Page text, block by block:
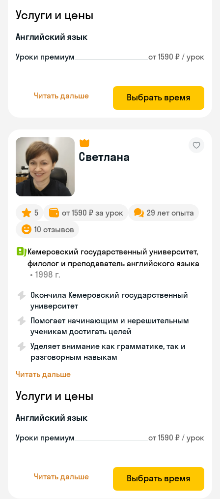
Услуги и цены
Английский язык
Уроки премиум от 1590 ₽ / урок
Читать дальше Выбрать время
Светлана
5 от 1590 ₽ за урок
29 лет опыта
10 отзывов
Кемеровский государственный университет,
филолог и преподаватель английского языка
• 1998 г.
Окончила Кемеровский государственный
университет
Помогает начинающим и нерешительным
ученикам достигать целей
Уделяет внимание как грамматике, так и
разговорным навыкам
Читать дальше
Услуги и цены
Английский язык
Уроки премиум от 1590 ₽ / урок
Читать дальше Выбрать время